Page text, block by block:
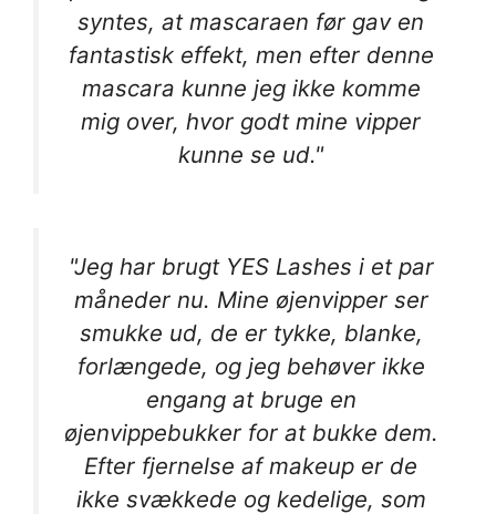
syntes, at mascaraen før gav en
fantastisk effekt, men efter denne
mascara kunne jeg ikke komme
mig over, hvor godt mine vipper
kunne se ud."
"Jeg har brugt YES Lashes i et par
måneder nu. Mine øjenvipper ser
smukke ud, de er tykke, blanke,
forlængede, og jeg behøver ikke
engang at bruge en
øjenvippebukker for at bukke dem.
Efter fjernelse af makeup er de
ikke svækkede og kedelige, som